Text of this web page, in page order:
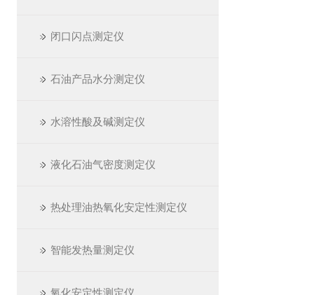
闭口闪点测定仪
石油产品水分测定仪
水溶性酸及碱测定仪
液化石油气密度测定仪
热处理油热氧化安定性测定仪
智能发热量测定仪
氧化安定性测定仪